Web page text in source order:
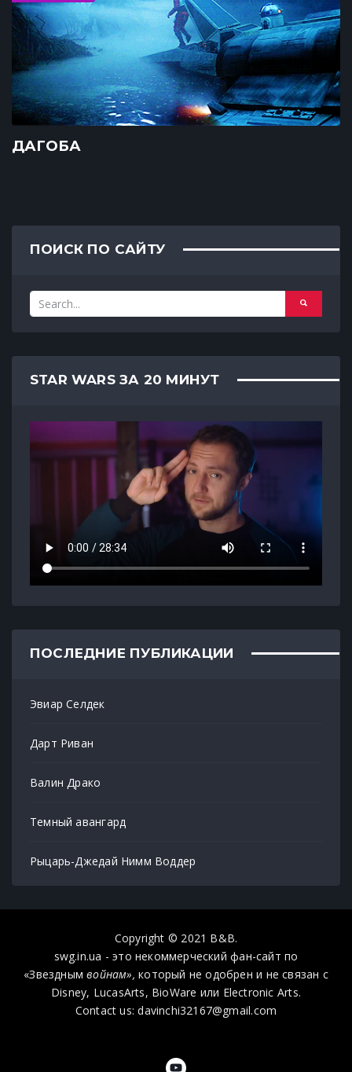
ДАГОБА
ПОИСК ПО САЙТУ
STAR WARS ЗА 20 МИНУТ
ПОСЛЕДНИЕ ПУБЛИКАЦИИ
Эвиар Селдек
Дарт Риван
Валин Драко
Темный авангард
Рыцарь-Джедай Нимм Воддер
Copyright © 2021 B&B.
swg.in.ua - это некоммерческий фан-сайт по
«Звезднымвойнам», который не одобрен и не связан с
Disney, LucasArts, BioWare или Electronic Arts.
Contact us: davinchi32167@gmail.com